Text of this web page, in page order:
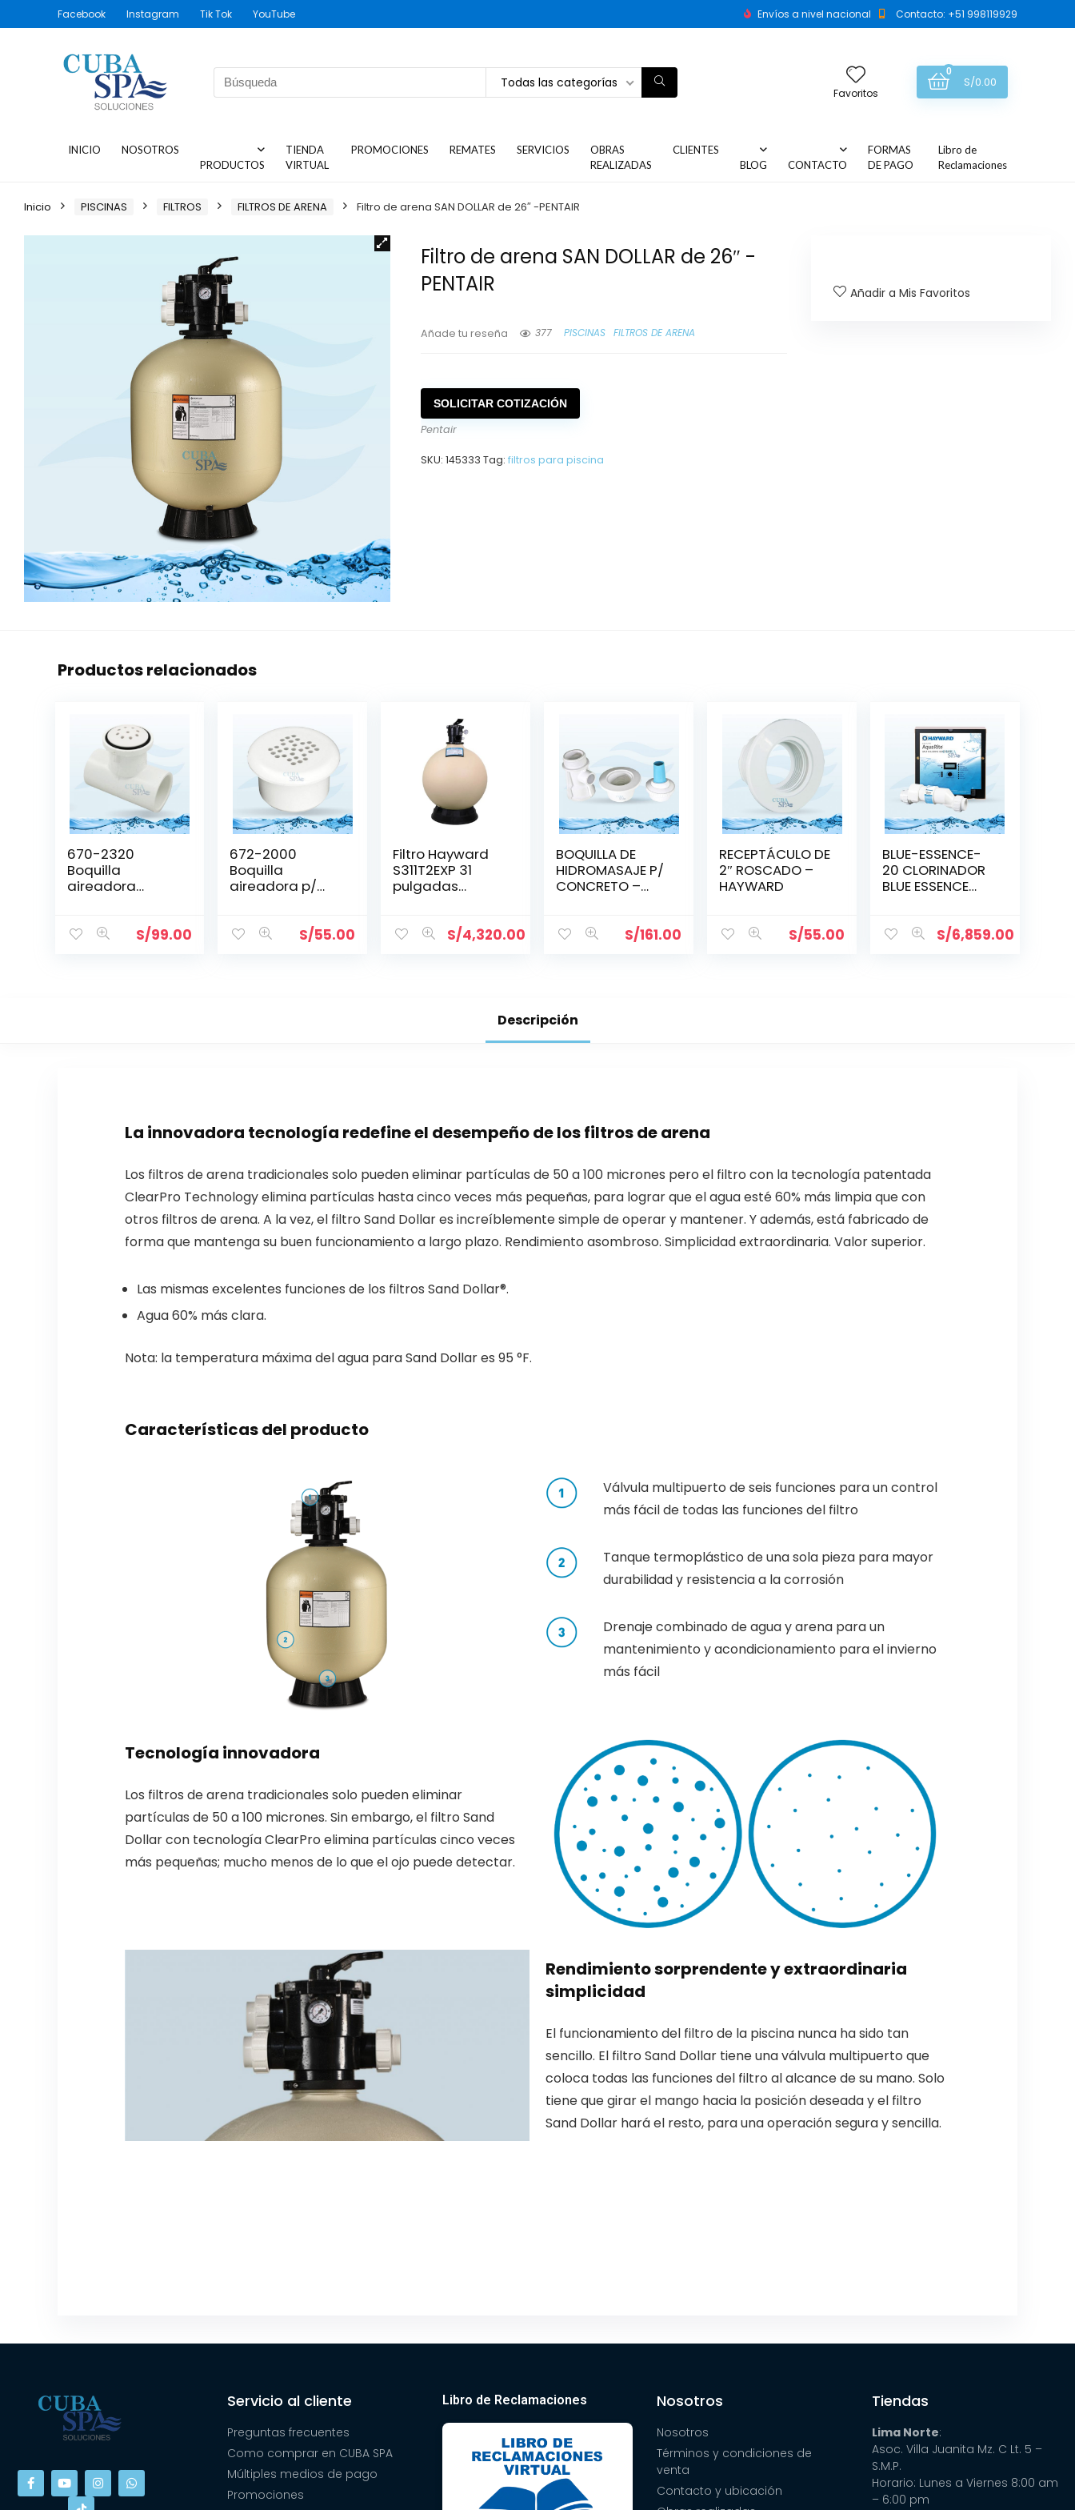
Facebook Instagram Tik Tok YouTube Envíos a nivel nacional Contacto: +51 998119929
Todas las categorías
Favoritos
0
S/0.00
INICIO
NOSOTROS
PRODUCTOS
TIENDA
VIRTUAL
PROMOCIONES REMATES SERVICIOS
OBRAS
REALIZADAS
CLIENTES
BLOG
CONTACTO
FORMAS
DE PAGO
Libro de
Reclamaciones
Inicio PISCINAS FILTROS FILTROS DE ARENA Filtro de arena SAN DOLLAR de 26″ -PENTAIR
Filtro de arena SAN DOLLAR de 26″ -
PENTAIR
Añade tu reseña 377 PISCINAS FILTROS DE ARENA
SOLICITAR COTIZACIÓN
Pentair
SKU:145333 Tag:filtros para piscina
Añadir a Mis Favoritos
Productos relacionados
670-2320
Boquilla
aireadora
S/99.00
672-2000
Boquilla
aireadora p/
WATERWAYS/55.00
Filtro Hayward
S311T2EXP 31
pulgadas
S/4,320.00
BOQUILLA DE
HIDROMASAJE P/
CONCRETO –
S/161.00
RECEPTÁCULO DE
2″ ROSCADO –
HAYWARD
S/55.00
BLUE-ESSENCE-
20 CLORINADOR
BLUE ESSENCE
S/6,859.00
Descripción
La innovadora tecnología redefine el desempeño de los filtros de arena
Los filtros de arena tradicionales solo pueden eliminar partículas de 50 a 100 micrones pero el filtro con la tecnología patentada
ClearPro Technology elimina partículas hasta cinco veces más pequeñas, para lograr que el agua esté 60% más limpia que con
otros filtros de arena. A la vez, el filtro Sand Dollar es increíblemente simple de operar y mantener. Y además, está fabricado de
forma que mantenga su buen funcionamiento a largo plazo. Rendimiento asombroso. Simplicidad extraordinaria. Valor superior.
Las mismas excelentes funciones de los filtros Sand Dollar®.
Agua 60% más clara.
Nota: la temperatura máxima del agua para Sand Dollar es 95 °F.
Características del producto
Válvula multipuerto de seis funciones para un control
más fácil de todas las funciones del filtro
Tanque termoplástico de una sola pieza para mayor
durabilidad y resistencia a la corrosión
Drenaje combinado de agua y arena para un
mantenimiento y acondicionamiento para el invierno
más fácil
Tecnología innovadora
Los filtros de arena tradicionales solo pueden eliminar
partículas de 50 a 100 micrones. Sin embargo, el filtro Sand
Dollar con tecnología ClearPro elimina partículas cinco veces
más pequeñas; mucho menos de lo que el ojo puede detectar.
Rendimiento sorprendente y extraordinaria
simplicidad
El funcionamiento del filtro de la piscina nunca ha sido tan
sencillo. El filtro Sand Dollar tiene una válvula multipuerto que
coloca todas las funciones del filtro al alcance de su mano. Solo
tiene que girar el mango hacia la posición deseada y el filtro
Sand Dollar hará el resto, para una operación segura y sencilla.
Servicio al cliente
Preguntas frecuentes
Como comprar en CUBA SPA
Múltiples medios de pago
Promociones
Libro de Reclamaciones Nosotros
Nosotros
Términos y condiciones de
venta
Contacto y ubicación
Tiendas
Lima Norte:
Asoc. Villa Juanita Mz. C Lt. 5 –
S.M.P.
Horario: Lunes a Viernes 8:00 am
– 6:00 pm